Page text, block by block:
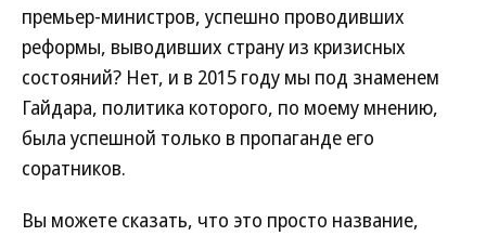
премьер-министров, успешно проводивших
реформы, выводивших страну из кризисных
состояний? Нет, и в 2015 году мы под знаменем
Гайдара, политика которого, по моему мнению,
была успешной только в пропаганде его
соратников.
Вы можете сказать, что это просто название,